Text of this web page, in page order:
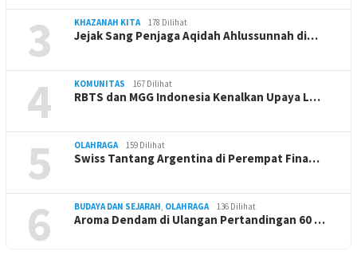
3 KHAZANAH KITA 178 Dilihat
Jejak Sang Penjaga Aqidah Ahlussunnah di…
4 KOMUNITAS 167 Dilihat
RBTS dan MGG Indonesia Kenalkan Upaya L…
5 OLAHRAGA 159 Dilihat
Swiss Tantang Argentina di Perempat Fina…
6 BUDAYA DAN SEJARAH, OLAHRAGA 136 Dilihat
Aroma Dendam di Ulangan Pertandingan 60 …